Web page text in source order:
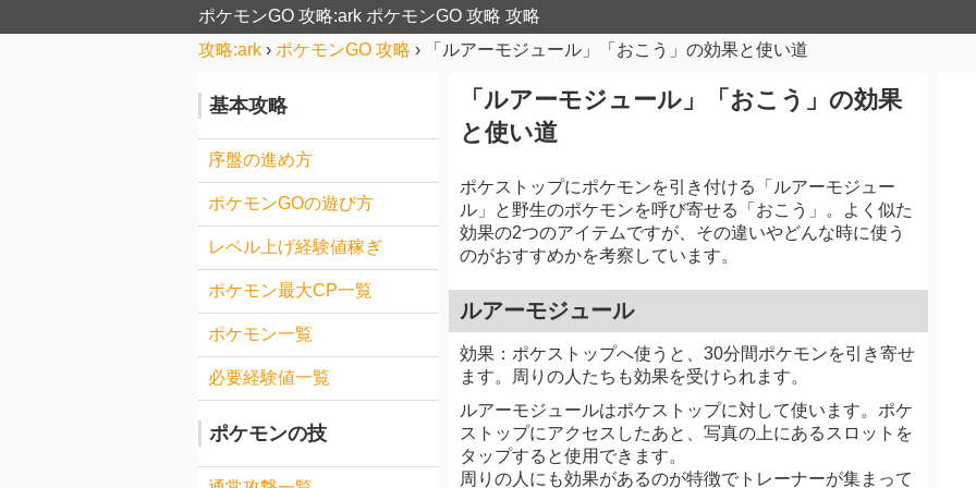
ポケモンGO 攻略:ark ポケモンGO 攻略 攻略
攻略:ark › ポケモンGO 攻略 › 「ルアーモジュール」「おこう」の効果と使い道
「ルアーモジュール」「おこう」の効果
と使い道
ポケストップにポケモンを引き付ける「ルアーモジュー
ル」と野生のポケモンを呼び寄せる「おこう」。よく似た
効果の2つのアイテムですが、その違いやどんな時に使う
のがおすすめかを考察しています。
ルアーモジュール
効果：ポケストップへ使うと、30分間ポケモンを引き寄せ
ます。周りの人たちも効果を受けられます。
ルアーモジュールはポケストップに対して使います。ポケ
ストップにアクセスしたあと、写真の上にあるスロットを
タップすると使用できます。
周りの人にも効果があるのが特徴でトレーナーが集まって
基本攻略
序盤の進め方
ポケモンGOの遊び方
レベル上げ経験値稼ぎ
ポケモン最大CP一覧
ポケモン一覧
必要経験値一覧
ポケモンの技